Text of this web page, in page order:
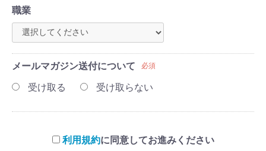
職業
メールマガジン送付について 必須
受け取る 受け取らない
利用規約に同意してお進みください